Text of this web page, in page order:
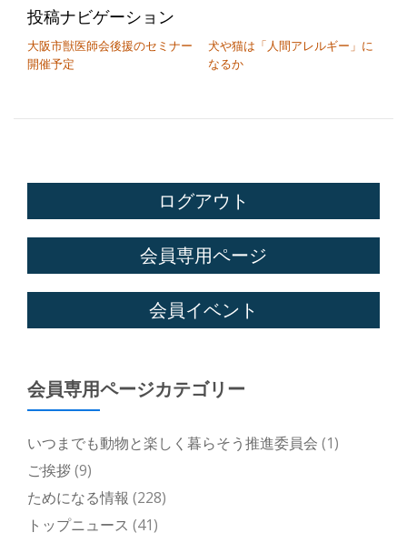
投稿ナビゲーション
大阪市獣医師会後援のセミナー
開催予定
犬や猫は「人間アレルギー」に
なるか
ログアウト
会員専用ページ
会員イベント
会員専用ページカテゴリー
いつまでも動物と楽しく暮らそう推進委員会 (1)
ご挨拶(9)
ためになる情報 (228)
トップニュース (41)